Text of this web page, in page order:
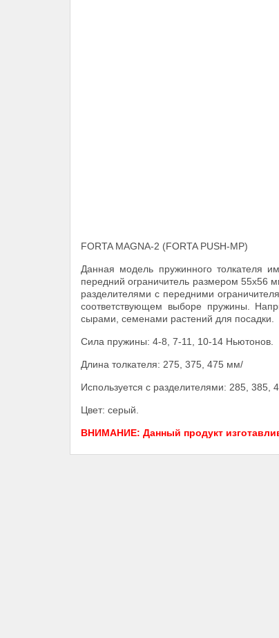
FORTA MAGNA-2 (FORTA PUSH-МP)
Данная модель пружинного толкателя
передний ограничитель размером 55х56
разделителями с передними
соответствующем выборе пружины.
сырами, семенами растений для посадки.
Сила пружины: 4-8, 7-11, 10-14 Ньютонов.
Длина толкателя: 275, 375, 475 мм/
Используется с разделителями: 285, 385,
Цвет: серый.
ВНИМАНИЕ: Данный продукт